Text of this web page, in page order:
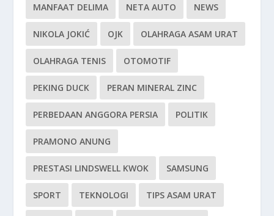
MANFAAT DELIMA NETA AUTO NEWS
NIKOLA JOKIĆ OJK OLAHRAGA ASAM URAT
OLAHRAGA TENIS OTOMOTIF
PEKING DUCK PERAN MINERAL ZINC
PERBEDAAN ANGGORA PERSIA POLITIK
PRAMONO ANUNG
PRESTASI LINDSWELL KWOK SAMSUNG
SPORT TEKNOLOGI TIPS ASAM URAT